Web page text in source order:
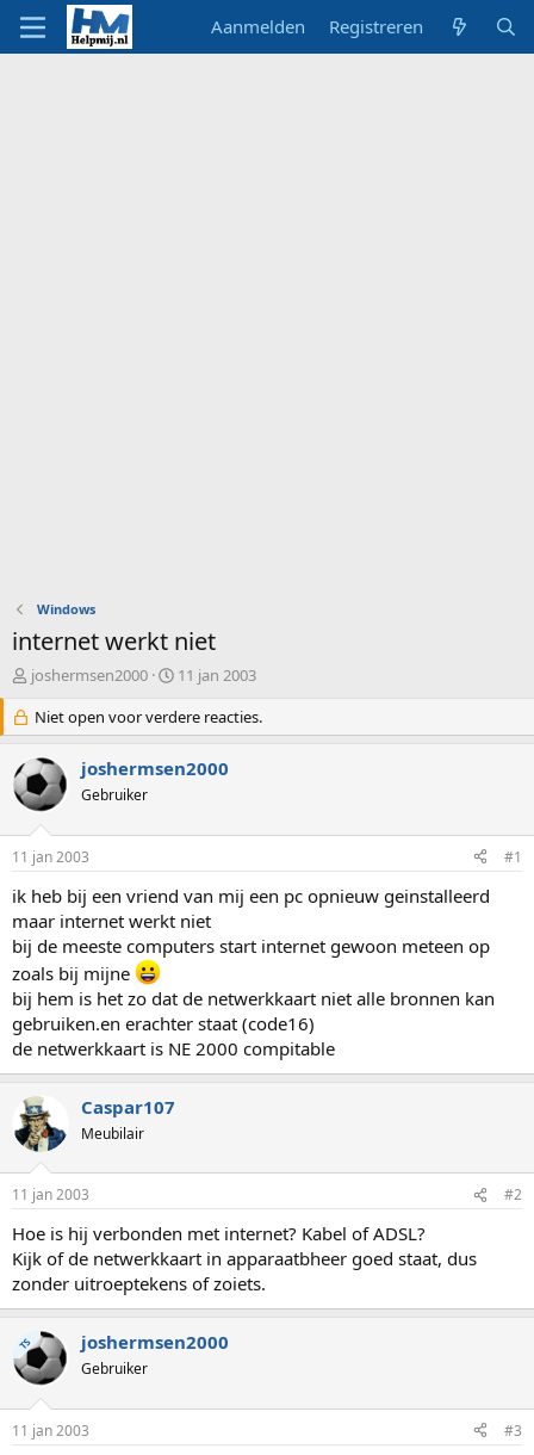
Aanmelden Registreren
Windows
internet werkt niet
O
d
e
r
w
e
p
s
t
a
r
t
e
r
joshermsen2000
S
a
r
d
m
11 jan 2003
Niet open voor verdere reacties.
joshermsen2000
Gebruiker
11 jan 2003 #1
ik heb bij een vriend van mij een pc opnieuw geinstalleerd
maar internet werkt niet
bij de meeste computers start internet gewoon meteen op
zoals bij mijne
bij hem is het zo dat de netwerkkaart niet alle bronnen kan
gebruiken.en erachter staat (code16)
de netwerkkaart is NE 2000 compitable
Caspar107
Meubilair
11 jan 2003 #2
Hoe is hij verbonden met internet? Kabel of ADSL?
Kijk of de netwerkkaart in apparaatbheer goed staat, dus
zonder uitroeptekens of zoiets.
TS joshermsen2000
Gebruiker
11 jan 2003 #3